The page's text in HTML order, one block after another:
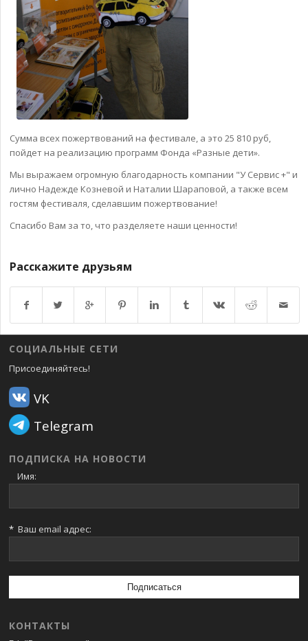
Сумма всех пожертвований на фестивале, а это 25 810 руб,
пойдет на реализацию программ Фонда «Разные дети».
Мы выражаем огромную благодарность компании "У Сервис +" и
лично Надежде Козневой и Наталии Шараповой, а также всем
гостям фестиваля, сделавшим пожертвование!
Спасибо Вам за то, что разделяете наши ценности!
Расскажите друзьям
Возврат к списку
СОЦИАЛЬНЫЕ СЕТИ
Присоединяйтесь!
VK
Telegram
ПОДПИСКА НА НОВОСТИ
Имя:
* Ваш email адрес:
КОНТАКТЫ